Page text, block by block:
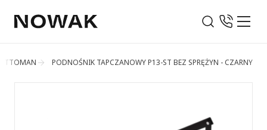
PODNOŚNIK TAPCZANOWY P13-ST BEZ SPRĘŻYN - CZARNY